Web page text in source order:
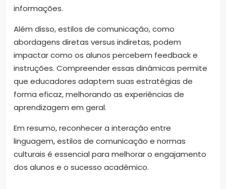
informações.
Além disso, estilos de comunicação, como
abordagens diretas versus indiretas, podem
impactar como os alunos percebem feedback e
instruções. Compreender essas dinâmicas permite
que educadores adaptem suas estratégias de
forma eficaz, melhorando as experiências de
aprendizagem em geral.
Em resumo, reconhecer a interação entre
linguagem, estilos de comunicação e normas
culturais é essencial para melhorar o engajamento
dos alunos e o sucesso acadêmico.